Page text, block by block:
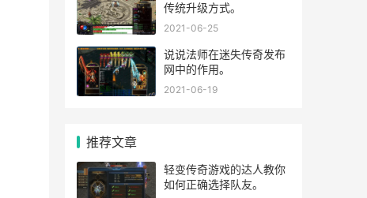
传统升级方式。
2021-06-25
说说法师在迷失传奇发布
网中的作用。
2021-06-19
推荐文章
轻变传奇游戏的达人教你
如何正确选择队友。